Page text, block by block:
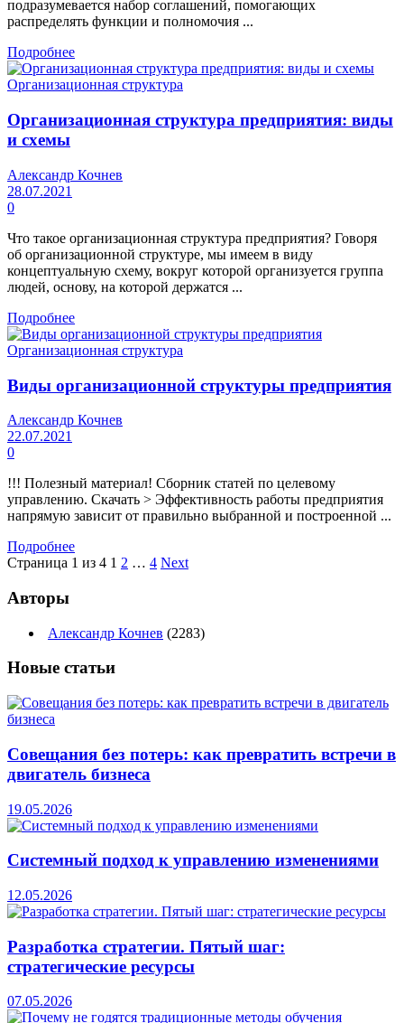
подразумевается набор соглашений, помогающих
распределять функции и полномочия ...
Подробнее
Организационная структура
Организационная структура предприятия: виды
и схемы
Александр Кочнев
28.07.2021
0
Что такое организационная структура предприятия? Говоря
об организационной структуре, мы имеем в виду
концептуальную схему, вокруг которой организуется группа
людей, основу, на которой держатся ...
Подробнее
Организационная структура
Виды организационной структуры предприятия
Александр Кочнев
22.07.2021
0
!!! Полезный материал! Сборник статей по целевому
управлению. Скачать > Эффективность работы предприятия
напрямую зависит от правильно выбранной и построенной ...
Подробнее
Страница 1 из 4 1 2 … 4 Next
Авторы
Александр Кочнев (2283)
Новые статьи
Совещания без потерь: как превратить встречи в
двигатель бизнеса
19.05.2026
Системный подход к управлению изменениями
12.05.2026
Разработка стратегии. Пятый шаг:
стратегические ресурсы
07.05.2026